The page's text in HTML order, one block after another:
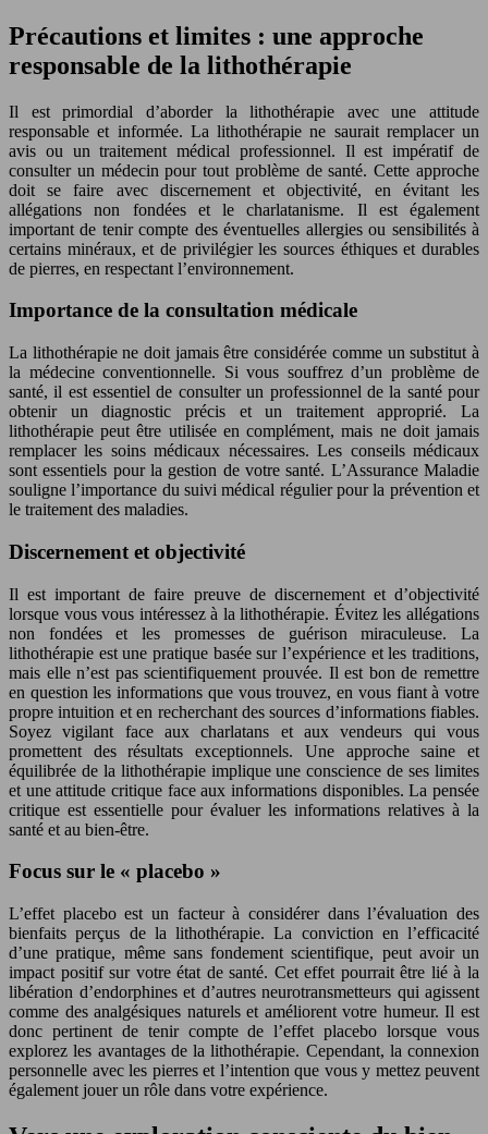
Précautions et limites : une approche
responsable de la lithothérapie
Il est primordial d’aborder la lithothérapie avec une attitude
responsable et informée. La lithothérapie ne saurait remplacer un
avis ou un traitement médical professionnel. Il est impératif de
consulter un médecin pour tout problème de santé. Cette approche
doit se faire avec discernement et objectivité, en évitant les
allégations non fondées et le charlatanisme. Il est également
important de tenir compte des éventuelles allergies ou sensibilités à
certains minéraux, et de privilégier les sources éthiques et durables
de pierres, en respectant l’environnement.
Importance de la consultation médicale
La lithothérapie ne doit jamais être considérée comme un substitut à
la médecine conventionnelle. Si vous souffrez d’un problème de
santé, il est essentiel de consulter un professionnel de la santé pour
obtenir un diagnostic précis et un traitement approprié. La
lithothérapie peut être utilisée en complément, mais ne doit jamais
remplacer les soins médicaux nécessaires. Les conseils médicaux
sont essentiels pour la gestion de votre santé. L’Assurance Maladie
souligne l’importance du suivi médical régulier pour la prévention et
le traitement des maladies.
Discernement et objectivité
Il est important de faire preuve de discernement et d’objectivité
lorsque vous vous intéressez à la lithothérapie. Évitez les allégations
non fondées et les promesses de guérison miraculeuse. La
lithothérapie est une pratique basée sur l’expérience et les traditions,
mais elle n’est pas scientifiquement prouvée. Il est bon de remettre
en question les informations que vous trouvez, en vous fiant à votre
propre intuition et en recherchant des sources d’informations fiables.
Soyez vigilant face aux charlatans et aux vendeurs qui vous
promettent des résultats exceptionnels. Une approche saine et
équilibrée de la lithothérapie implique une conscience de ses limites
et une attitude critique face aux informations disponibles. La pensée
critique est essentielle pour évaluer les informations relatives à la
santé et au bien-être.
Focus sur le « placebo »
L’effet placebo est un facteur à considérer dans l’évaluation des
bienfaits perçus de la lithothérapie. La conviction en l’efficacité
d’une pratique, même sans fondement scientifique, peut avoir un
impact positif sur votre état de santé. Cet effet pourrait être lié à la
libération d’endorphines et d’autres neurotransmetteurs qui agissent
comme des analgésiques naturels et améliorent votre humeur. Il est
donc pertinent de tenir compte de l’effet placebo lorsque vous
explorez les avantages de la lithothérapie. Cependant, la connexion
personnelle avec les pierres et l’intention que vous y mettez peuvent
également jouer un rôle dans votre expérience.